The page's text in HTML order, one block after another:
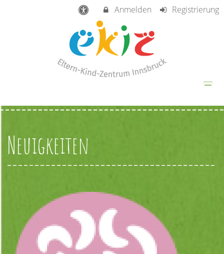
Anmelden Registrierung
Neuigkeiten